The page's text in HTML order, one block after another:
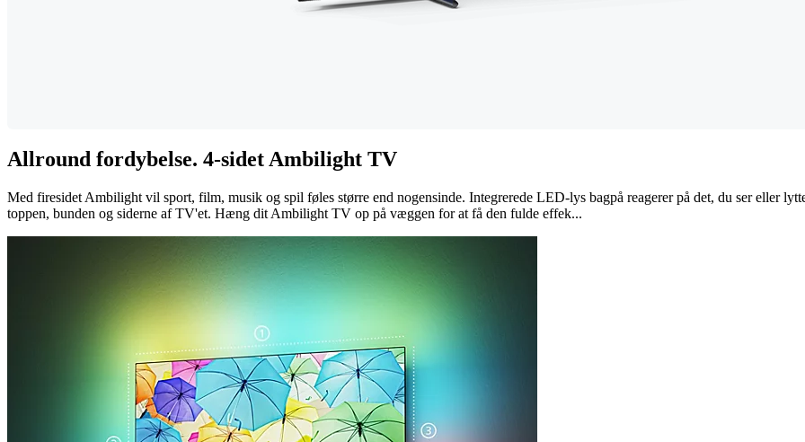
Allround fordybelse. 4-sidet Ambilight TV
Med firesidet Ambilight vil sport, film, musik og spil føles større end nogensinde. Integrerede LED-lys bagpå reagerer på det, du ser eller
toppen, bunden og siderne af TV'et. Hæng dit Ambilight TV op på væggen for at få den fulde effek...